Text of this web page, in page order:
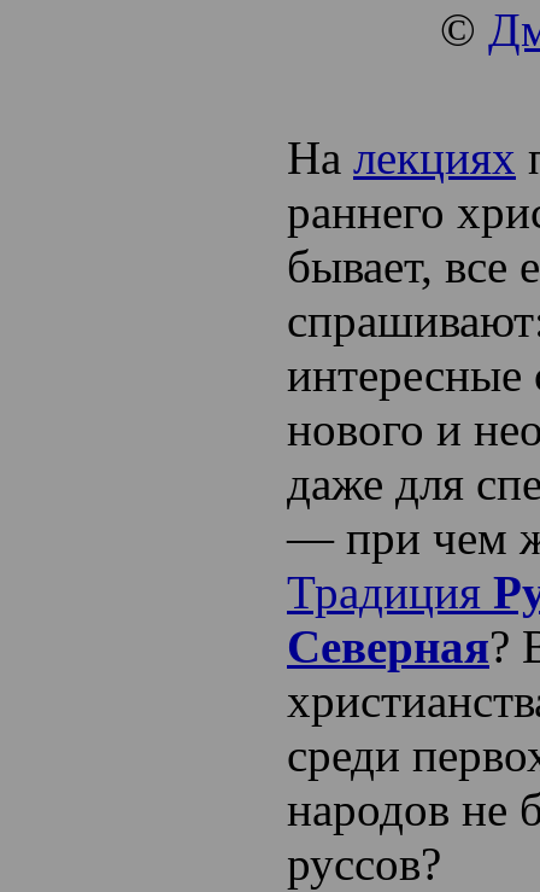
©
На лекциях
раннего
бывает, все
интересные
нового и
даже для
— при чем
Традиция
Северная?
среди
народов не
руссов?